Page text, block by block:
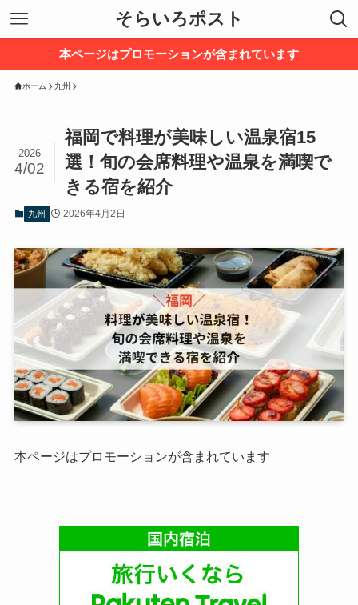
そらいろポスト
本ページはプロモーションが含まれています
ホーム 九州
福岡で料理が美味しい温泉宿15
選！旬の会席料理や温泉を満喫で
きる宿を紹介
2026
4/02
九州 2026年4月2日
本ページはプロモーションが含まれています